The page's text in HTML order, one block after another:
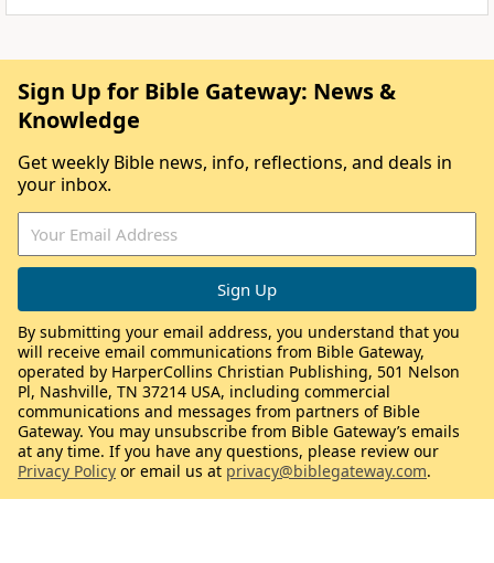
Sign Up for Bible Gateway: News &
Knowledge
Get weekly Bible news, info, reflections, and deals in
your inbox.
By submitting your email address, you understand that you
will receive email communications from Bible Gateway,
operated by HarperCollins Christian Publishing, 501 Nelson
Pl, Nashville, TN 37214 USA, including commercial
communications and messages from partners of Bible
Gateway. You may unsubscribe from Bible Gateway’s emails
at any time. If you have any questions, please review our
Privacy Policy or email us at privacy@biblegateway.com.